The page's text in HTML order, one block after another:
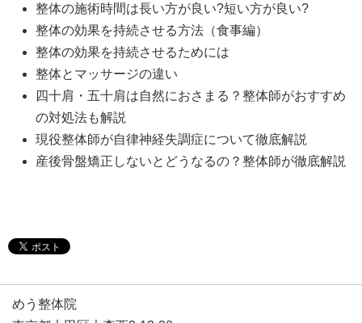
整体の施術時間は長い方が良い?短い方が良い?
整体の効果を持続させる方法（食事編）
整体の効果を持続させるためには
整体とマッサージの違い
四十肩・五十肩は自然におさまる？整体師がおすすめ
の対処法も解説
現役整体師が自律神経失調症について徹底解説
産後骨盤矯正しないとどうなるの？整体師が徹底解説
めう整体院